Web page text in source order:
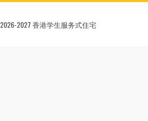
2026-2027 香港学生服务式住宅